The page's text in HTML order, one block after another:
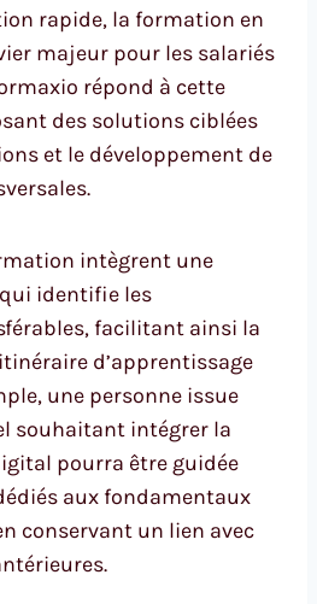
rapide, la formation en
majeur pour les salariés
répond à cette
des solutions ciblées
et le développement de
intègrent une
identifie les
facilitant ainsi la
d’apprentissage
une personne issue
souhaitant intégrer la
pourra être guidée
aux fondamentaux
conservant un lien avec